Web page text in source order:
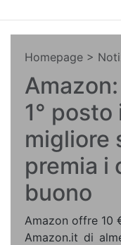
Homepage >
1°
migliore
premia i
buono
Amazon offre 10
Amazon.it di